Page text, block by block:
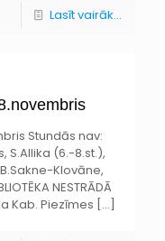
Lasīt vairāk...
Stundās nav:
S.Allika (6.-8.st.),
Klovāne,
NESTRĀDĀ
Kab. Piezīmes […]